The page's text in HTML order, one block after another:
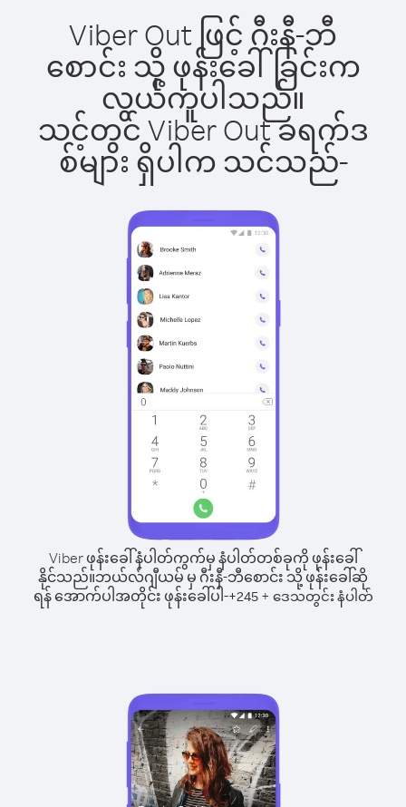
Viber Out ဖြင့် ဂီးနီ-ဘီ
စောင်း သို့ ဖုန်းခေါ်ခြင်းက
လွယ်ကူပါသည်။
သင့်တွင် Viber Out ခရက်ဒ
စ်များ ရှိပါက သင်သည်-
Viber ဖုန်းခေါ်နံပါတ်ကွက်မှ နံပါတ်တစ်ခုကို ဖုန်းခေါ်
နိုင်သည်။ဘယ်လ်ဂျီယမ် မှ ဂီးနီ-ဘီစောင်း သို့ ဖုန်းခေါ်ဆို
ရန် အောက်ပါအတိုင်း ဖုန်းခေါ်ပါ-+245+ ဒေသတွင်း နံပါတ်